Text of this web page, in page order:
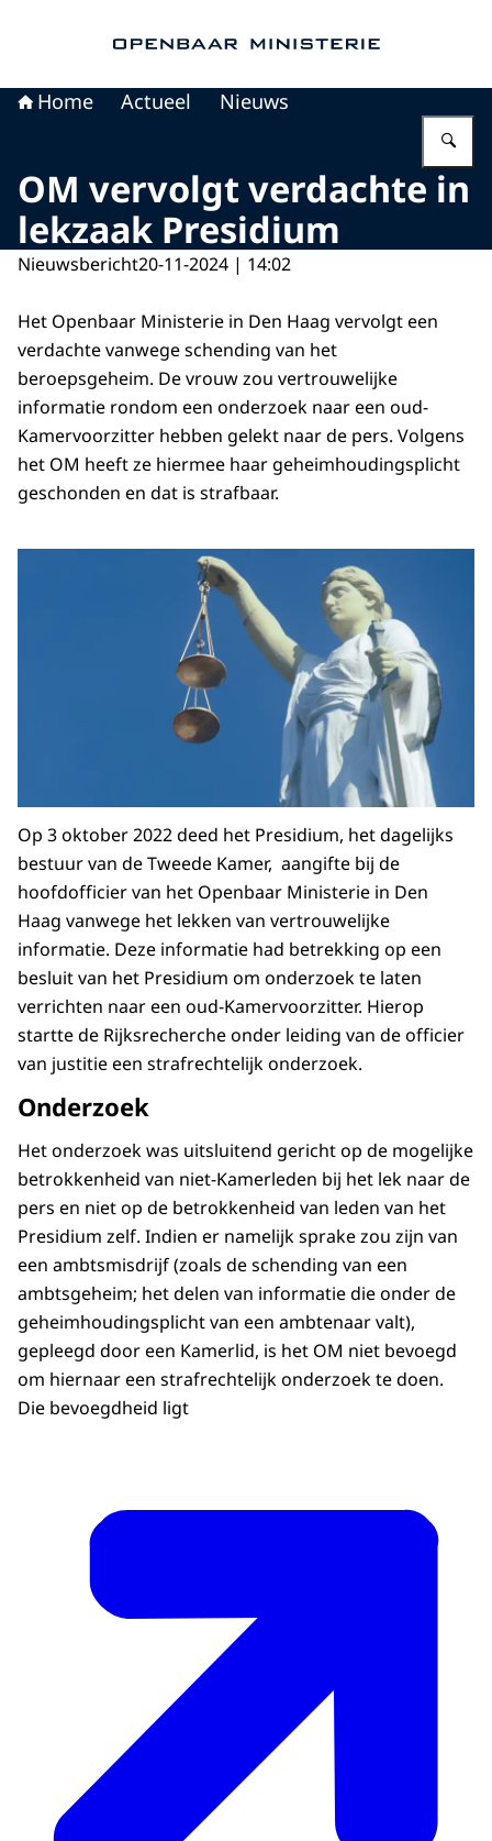
Home Actueel Nieuws
OM vervolgt verdachte in
lekzaak Presidium
Nieuwsbericht20-11-2024 | 14:02
Het Openbaar Ministerie in Den Haag vervolgt een
verdachte vanwege schending van het
beroepsgeheim. De vrouw zou vertrouwelijke
informatie rondom een onderzoek naar een oud-
Kamervoorzitter hebben gelekt naar de pers. Volgens
het OM heeft ze hiermee haar geheimhoudingsplicht
geschonden en dat is strafbaar.
Op 3 oktober 2022 deed het Presidium, het dagelijks
bestuur van de Tweede Kamer, aangifte bij de
hoofdofficier van het Openbaar Ministerie in Den
Haag vanwege het lekken van vertrouwelijke
informatie. Deze informatie had betrekking op een
besluit van het Presidium om onderzoek te laten
verrichten naar een oud-Kamervoorzitter. Hierop
startte de Rijksrecherche onder leiding van de officier
van justitie een strafrechtelijk onderzoek.
Onderzoek
Het onderzoek was uitsluitend gericht op de mogelijke
betrokkenheid van niet-Kamerleden bij het lek naar de
pers en niet op de betrokkenheid van leden van het
Presidium zelf. Indien er namelijk sprake zou zijn van
een ambtsmisdrijf (zoals de schending van een
ambtsgeheim; het delen van informatie die onder de
geheimhoudingsplicht van een ambtenaar valt),
gepleegd door een Kamerlid, is het OM niet bevoegd
om hiernaar een strafrechtelijk onderzoek te doen.
Die bevoegdheid ligt